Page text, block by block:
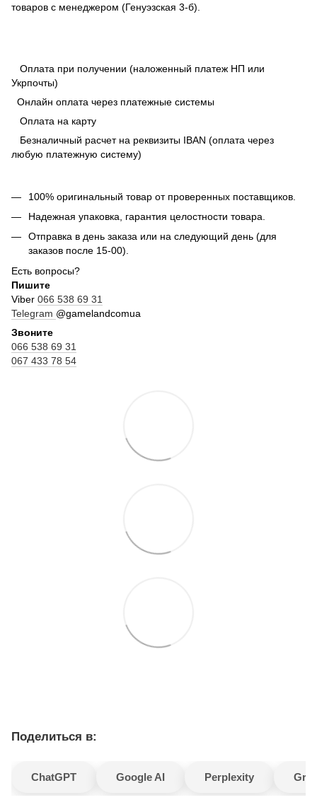
товаров с менеджером (Генуэзская 3-б).
Оплата при получении (наложенный платеж НП или
Укрпочты)
Онлайн оплата через платежные системы
Оплата на карту
Безналичный расчет на реквизиты IBAN (оплата через
любую платежную систему)
100% оригинальный товар от проверенных поставщиков.
Надежная упаковка, гарантия целостности товара.
Отправка в день заказа или на следующий день (для
заказов после 15-00).
Есть вопросы?
Пишите
Viber 066 538 69 31
Telegram @gamelandcomua
Звоните
066 538 69 31
067 433 78 54
Поделиться в:
ChatGPT Google AI Perplexity